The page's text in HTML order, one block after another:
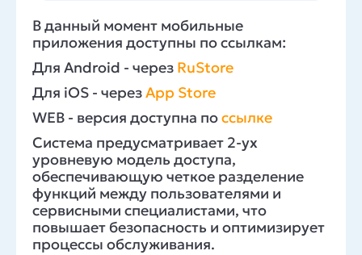
В данный момент мобильные
приложения доступны по ссылкам:
Для Android - через RuStore
Для iOS - черезApp Store
WEB - версия доступна поссылке
Система предусматривает 2-ух
уровневую модель доступа,
обеспечивающую четкое разделение
функций между пользователями и
сервисными специалистами, что
повышает безопасность и оптимизирует
процессы обслуживания.